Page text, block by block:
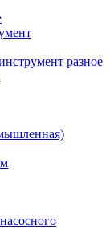
разное